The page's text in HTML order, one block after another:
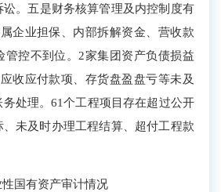
讼。 五是财务核算管理及 内控制度有
企业担保、内部拆解资金、 营收款
管控不到位。 2家集团资产负债损益
应收应付款项 、存货盘盈盘亏等未及
务处理。61个工程项目存在超过公开
未及时办理工程结算、超付工程款
性国有资产审计情况